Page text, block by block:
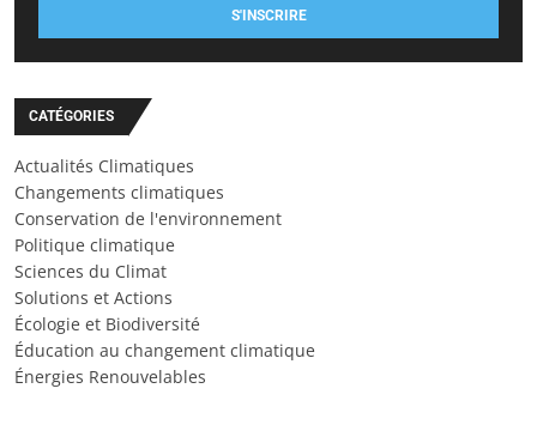
S'INSCRIRE
CATÉGORIES
Actualités Climatiques
Changements climatiques
Conservation de l'environnement
Politique climatique
Sciences du Climat
Solutions et Actions
Écologie et Biodiversité
Éducation au changement climatique
Énergies Renouvelables